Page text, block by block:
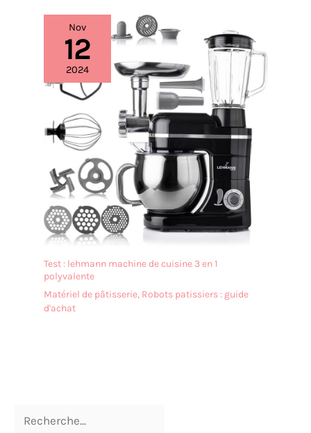
Nov
12
2024
Test : lehmann machine de cuisine 3 en 1
polyvalente
Matériel de pâtisserie, Robots patissiers : guide
d'achat